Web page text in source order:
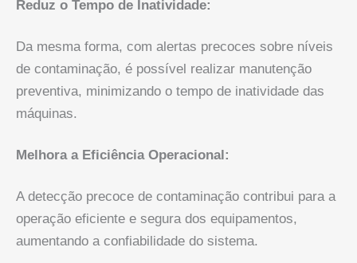
Reduz o Tempo de Inatividade:
Da mesma forma, com alertas precoces sobre níveis
de contaminação, é possível realizar manutenção
preventiva, minimizando o tempo de inatividade das
máquinas.
Melhora a Eficiência Operacional:
A detecção precoce de contaminação contribui para a
operação eficiente e segura dos equipamentos,
aumentando a confiabilidade do sistema.